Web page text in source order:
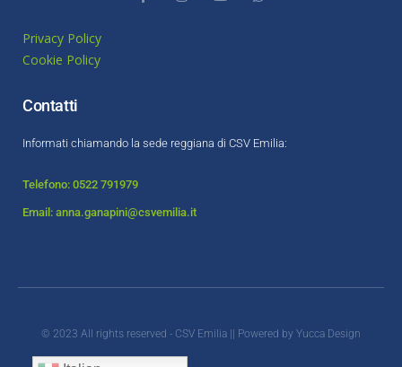
Privacy Policy
Cookie Policy
Contatti
Informati chiamando la sede reggiana di CSV Emilia:
Telefono: 0522 791979
Email: anna.ganapini@csvemilia.it
© 2023 All rights reserved - CSV Emilia || Powered by Yucca Design